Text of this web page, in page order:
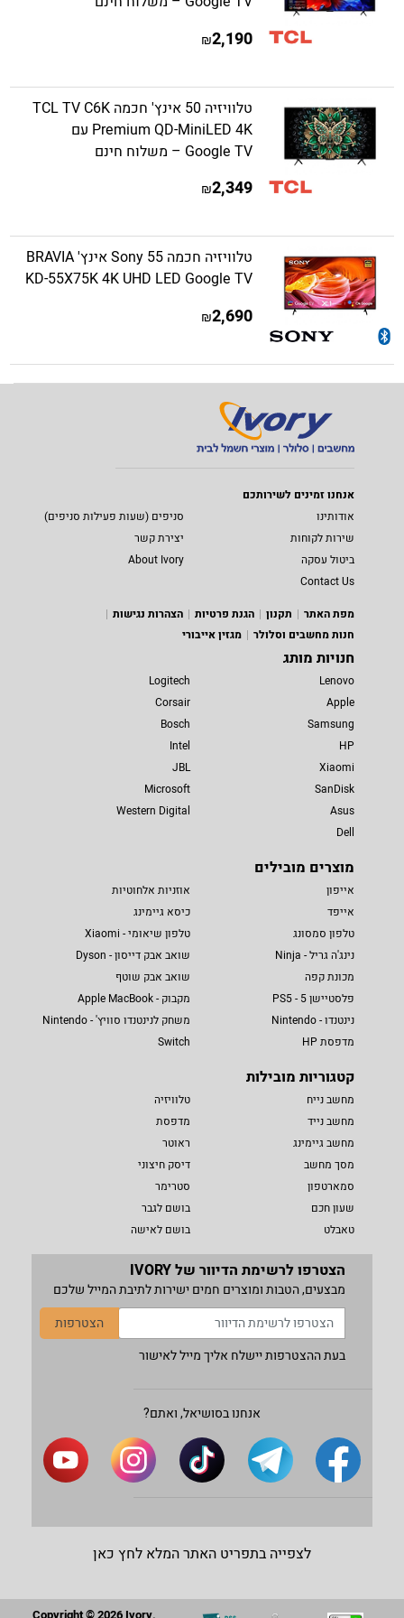
2,190
₪
טלוויזיה 50 אינץ' חכמה TCL TV C6K
Premium QD-MiniLED 4K עם
Google TV – משלוח חינם
2,349
₪
טלוויזיה חכמה Sony 55 אינץ' BRAVIA
KD-55X75K 4K UHD LED Google TV
2,690
₪
אנחנו זמינים לשירותכם
אודותינו
סניפים (שעות פעילות סניפים)
שירות לקוחות
יצירת קשר
ביטול עסקה
About Ivory
Contact Us
מפת האתר
תקנון הגנת פרטיות
הצהרות נגישות
חנות מחשבים וסלולר
מגזין אייבורי
חנויות מותג
Lenovo
Apple
Samsung
HP
Xiaomi
SanDisk
Asus
Dell
Logitech
Corsair
Bosch
Intel
JBL
Microsoft
Western Digital
מוצרים מובילים
אייפון
אייפד
טלפון סמסונג
נינג'ה גריל - Ninja
מכונת קפה
פלסטיישן 5 - PS5
נינטנדו - Nintendo
מדפסת HP
אוזניות אלחוטיות
כיסא גיימינג
טלפון שיאומי - Xiaomi
שואב אבק דייסון - Dyson
שואב אבק שוטף
מקבוק - Apple MacBook
משחק לנינטנדו סוויץ' - Nintendo
Switch
קטגוריות מובילות
מחשב נייח
מחשב נייד
מחשב גיימינג
מסך מחשב
סמארטפון
שעון חכם
טאבלט
טלוויזיה
מדפסת
ראוטר
דיסק חיצוני
סטרימר
בושם לגבר
בושם לאישה
הצטרפו לרשימת הדיוור של IVORY
מבצעים, הטבות ומוצרים חמים ישירות לתיבת המייל שלכם
הצטרפות
בעת ההצטרפות יישלח אליך מייל לאישור
אנחנו בסושיאל, ואתם?
לצפייה בתפריט האתר המלא לחץ כאן